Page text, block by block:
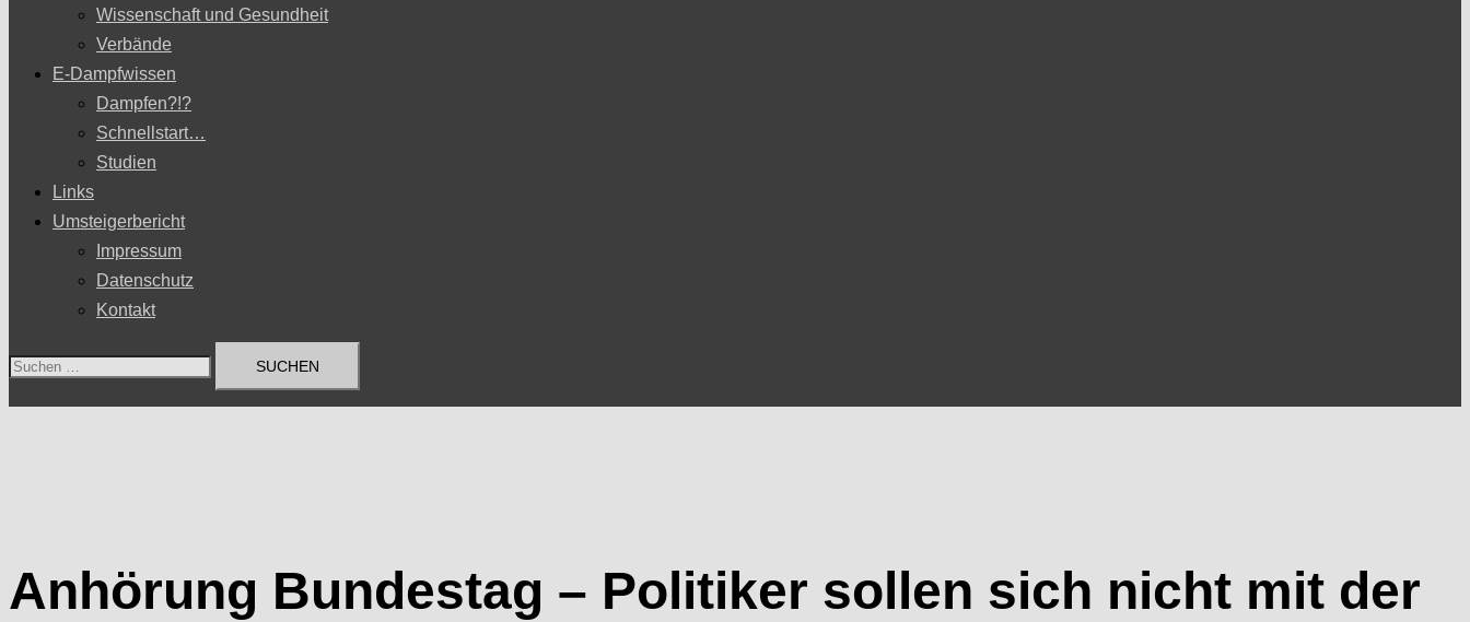
Wissenschaft und Gesundheit
Verbände
E-Dampfwissen
Dampfen?!?
Schnellstart…
Studien
Links
Umsteigerbericht
Impressum
Datenschutz
Kontakt
Suchen
Anhörung Bundestag – Politiker sollen sich nicht mit der